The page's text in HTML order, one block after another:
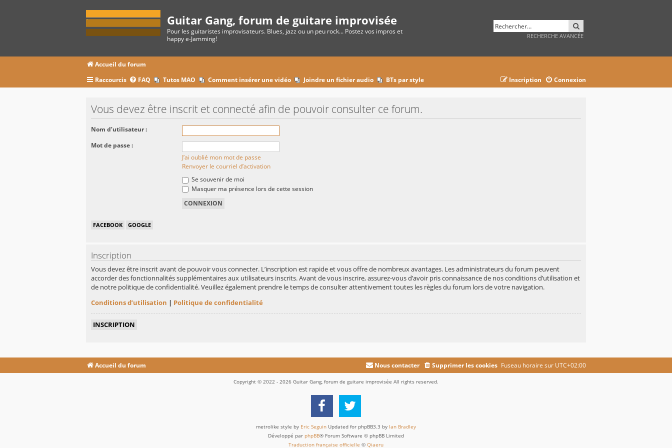
Guitar Gang, forum de guitare improvisée
Pour les guitaristes improvisateurs. Blues, jazz ou un peu rock... Postez vos impros et
happy e-Jamming!
RECHERCHE AVANCÉE
Accueil du forum
Raccourcis
FAQ Tutos MAO Comment insérer une vidéo Joindre un fichier audio BTs par style Connexion
Inscription
Vous devez être inscrit et connecté afin de pouvoir consulter ce forum.
Nom d’utilisateur :
Mot de passe :
J’ai oublié mon mot de passe
Renvoyer le courriel d’activation
Se souvenir de moi
Masquer ma présence lors de cette session
FACEBOOK GOOGLE
Inscription
Vous devez être inscrit avant de pouvoir vous connecter. L’inscription est rapide et vous offre de nombreux avantages. Les administrateurs du forum peuvent
accorder des fonctionnalités supplémentaires aux utilisateurs inscrits. Avant de vous inscrire, assurez-vous d’avoir pris connaissance de nos conditions d’utilisation et
de notre politique de confidentialité. Veuillez également prendre le temps de consulter attentivement toutes les règles du forum lors de votre navigation.
Conditions d’utilisation | Politique de confidentialité
INSCRIPTION
Accueil du forum Fuseau horaire sur UTC+02:00
Supprimer les cookies
Nous contacter
Copyright © 2022 - 2026 Guitar Gang, forum de guitare improvisée All rights reserved.
metrolike style by Eric Seguin Updated for phpBB3.3 by Ian Bradley
Développé par phpBB® Forum Software © phpBB Limited
Traduction française officielle © Qiaeru